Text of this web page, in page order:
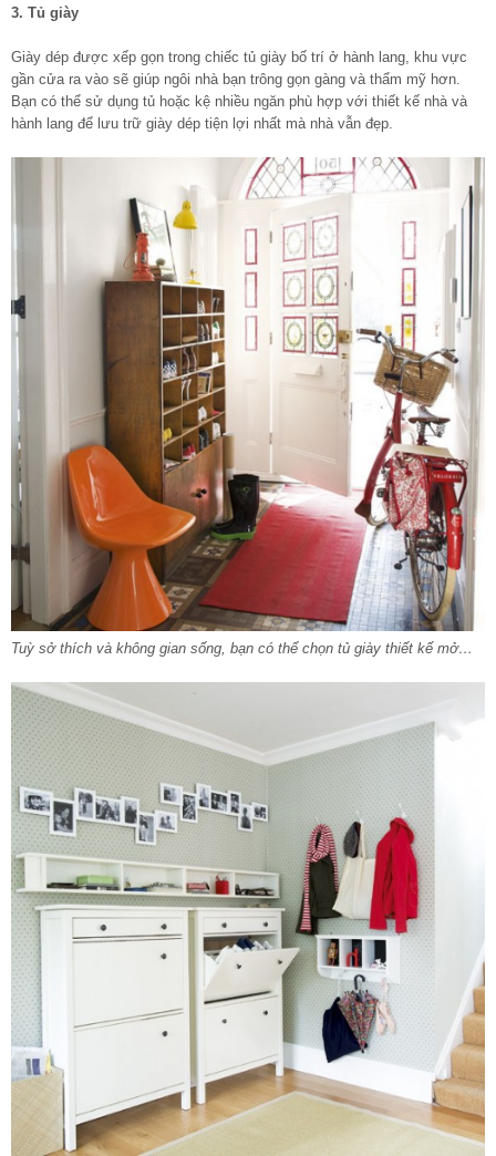
3. Tủ giày
Giày dép được xếp gọn trong chiếc tủ giày bố trí ở hành lang, khu vực
gần cửa ra vào sẽ giúp ngôi nhà bạn trông gọn gàng và thẩm mỹ hơn.
Bạn có thể sử dụng tủ hoặc kệ nhiều ngăn phù hợp với thiết kế nhà và
hành lang để lưu trữ giày dép tiện lợi nhất mà nhà vẫn đẹp.
Tuỳ sở thích và không gian sống, bạn có thể chọn tủ giày thiết kế mở…